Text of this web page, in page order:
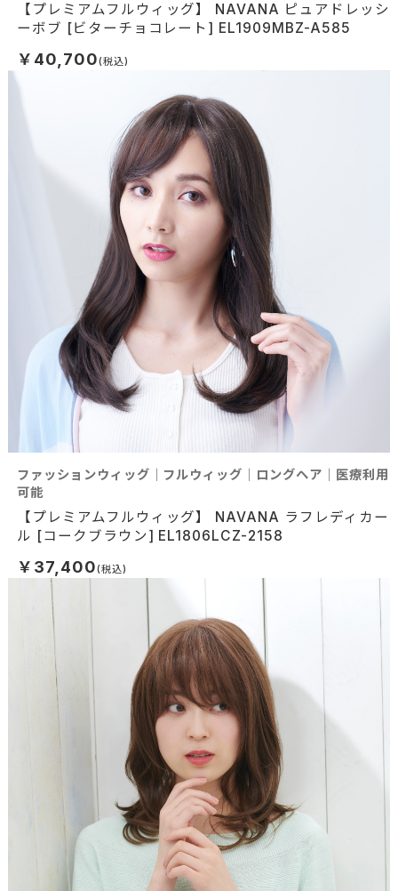
【プレミアムフルウィッグ】 NAVANA ピュアドレッシ
ーボブ [ビターチョコレート] EL1909MBZ-A585
￥40,700
【プレミアムフルウィッグ】 NAVANA ラフレディカー
ル [コークブラウン] EL1806LCZ-2158
ファッションウィッグ｜フルウィッグ｜ロングヘア｜医療利用
可能
￥37,400